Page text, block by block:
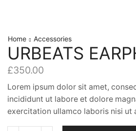
Home Accessories
URBEATS
£350.00
Lorem ipsum dolor sit amet,
incididunt ut labore et dolore
exercitation ullamco laboris nisi ut